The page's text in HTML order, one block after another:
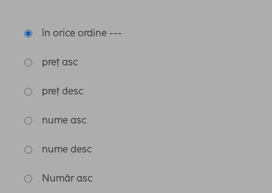
în orice ordine ---
preț asc
preț desc
nume asc
nume desc
Număr asc